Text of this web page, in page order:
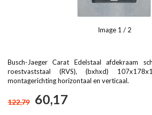
Image 1 / 2
Busch-Jaeger Carat Edelstaal afdekraam
roestvaststaal (RVS), (bxhxd)
montagerichting horizontaal en verticaal.
122,79 60,17